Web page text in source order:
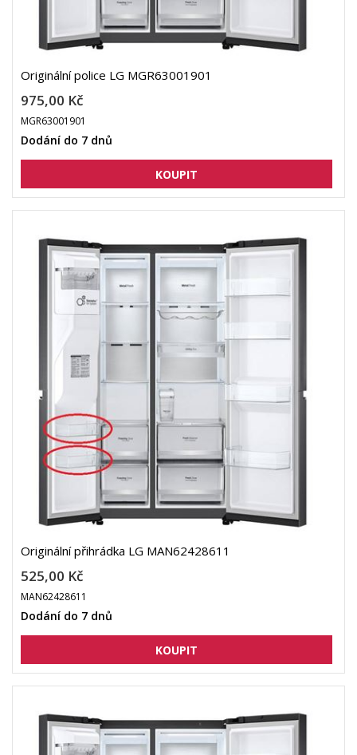
Originální police LG MGR63001901
975,00 Kč
MGR63001901
Dodání do 7 dnů
Originální přihrádka LG MAN62428611
525,00 Kč
MAN62428611
Dodání do 7 dnů